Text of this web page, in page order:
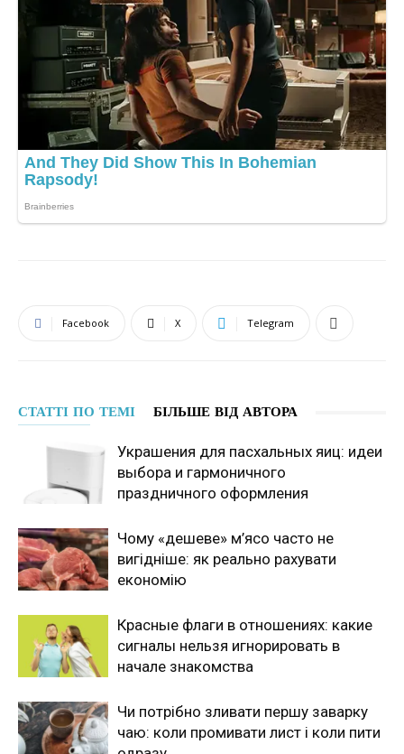
Facebook X Telegram
СТАТТІ ПО ТЕМІ БІЛЬШЕ ВІД АВТОРА
Украшения для пасхальных яиц: идеи
выбора и гармоничного
праздничного оформления
Чому «дешеве» м’ясо часто не
вигідніше: як реально рахувати
економію
Красные флаги в отношениях: какие
сигналы нельзя игнорировать в
начале знакомства
Чи потрібно зливати першу заварку
чаю: коли промивати лист і коли пити